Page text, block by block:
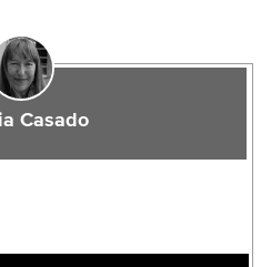
Casado